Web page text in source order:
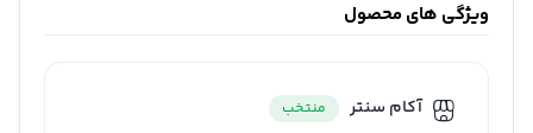
ویژگی های محصول
آکام سنتر
منتخب